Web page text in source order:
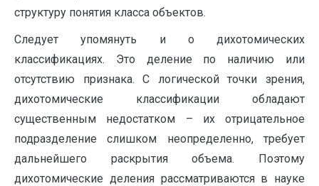
структуру понятия класса объектов.
Следует упомянуть и о дихотомических
классификациях. Это деление по наличию или
отсутствию признака. С логической точки зрения,
дихотомические классификации обладают
существенным недостатком – их отрицательное
подразделение слишком неопределенно, требует
дальнейшего раскрытия объема. Поэтому
дихотомические деления рассматриваются в науке